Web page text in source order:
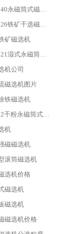
江西CTB-1240永磁筒式磁选机厂家
苏州CTG-7526铁矿干选磁选机
矿磁选机
山东CTB-1021湿式永磁筒式磁选机
机公司
磁选机图片
铁磁选机
辽宁CTB-712干粉永磁筒式磁选机
机
磁磁选机
滚筒磁选机
选机价格
磁选机
磁选机
磁选机价格